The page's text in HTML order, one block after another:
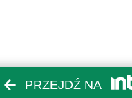
PRZEJDŹ NA